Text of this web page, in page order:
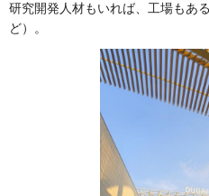
研究開発人材もいれば、工場もあ
ど）。